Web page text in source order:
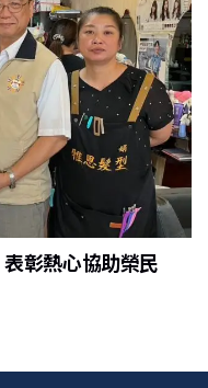
彰熱心協助榮民